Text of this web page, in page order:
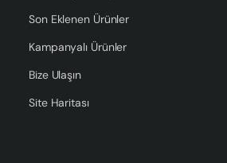
Son Eklenen Ürünler
Kampanyalı Ürünler
Bize Ulaşın
Site Haritası